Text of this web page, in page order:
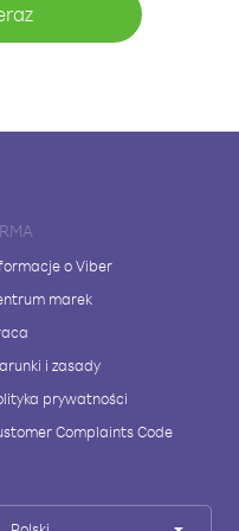
o Viber
marek
i zasady
prywatności
Complaints Code